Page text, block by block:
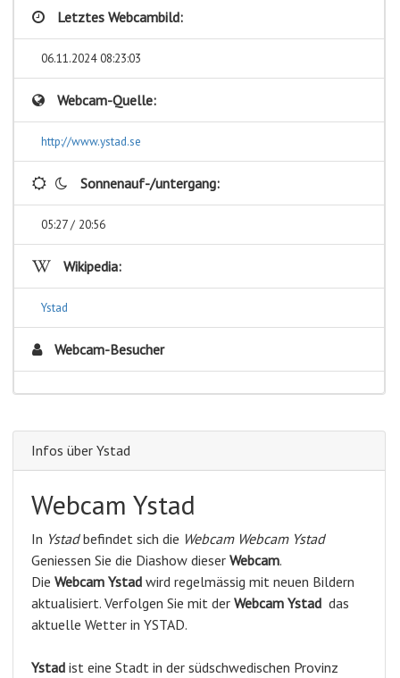
Letztes Webcambild:
06.11.2024 08:23:03
Webcam-Quelle:
http://www.ystad.se
Sonnenauf-/untergang:
05:27 / 20:56
Wikipedia:
Ystad
Webcam-Besucher
Infos über Ystad
Webcam Ystad
In Ystadbefindet sich die Webcam Webcam Ystad
Geniessen Sie die Diashow dieser Webcam.
Die Webcam Ystad wird regelmässig mit neuen Bildern
aktualisiert. Verfolgen Sie mit der Webcam Ystad das
aktuelle Wetter in YSTAD.
Ystad ist eine Stadt in der südschwedischen Provinz